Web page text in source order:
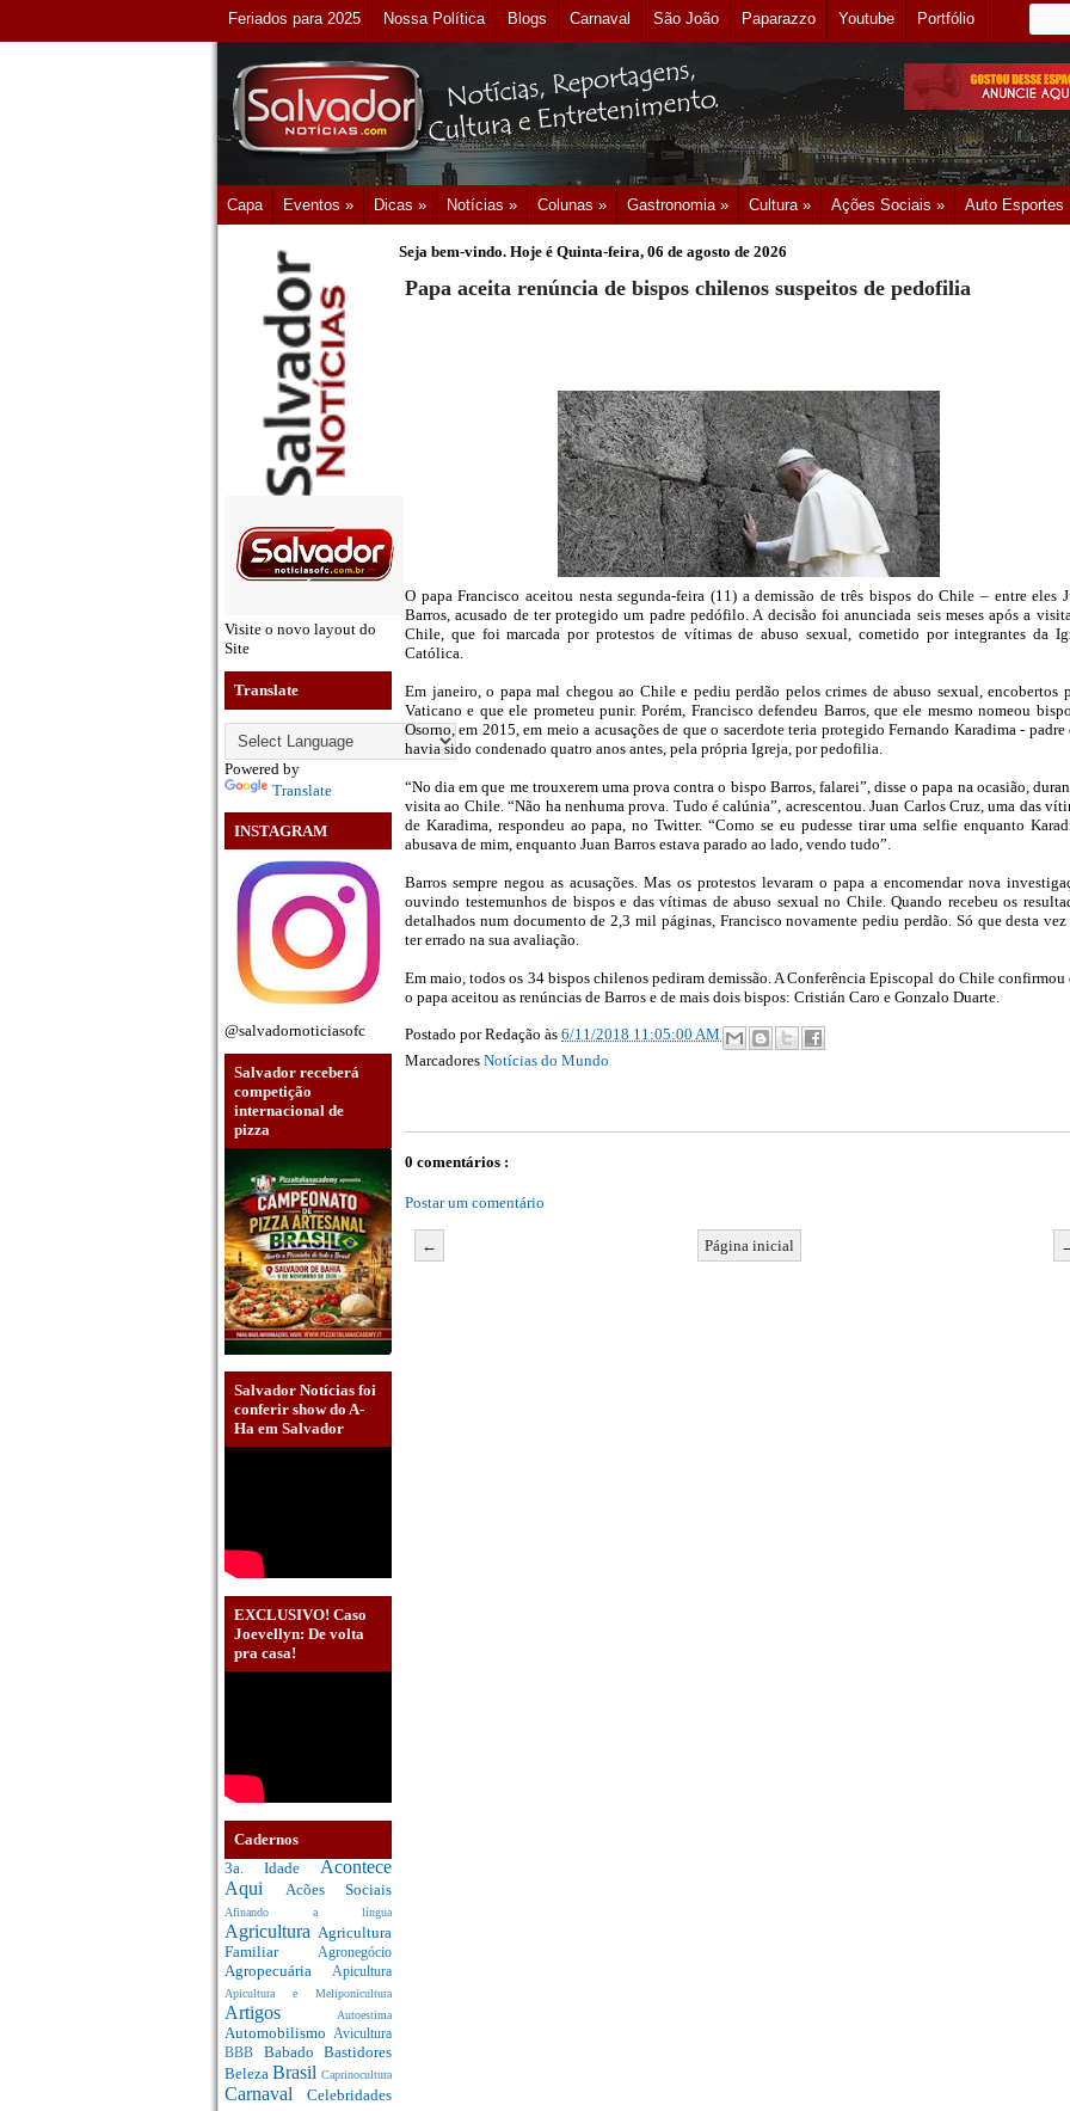
Feriados para 2025 Nossa Política Blogs Carnaval São João Paparazzo Youtube Portfólio
Capa Eventos » Dicas » Notícias » Colunas » Gastronomia » Cultura » Ações Sociais » Auto Esportes
Visite o novo layout do
Site
Translate
Powered by
Translate
INSTAGRAM
@salvadornoticiasofc
Salvador receberá
competição
internacional de
pizza
Salvador Notícias foi
conferir show do A-
Ha em Salvador
EXCLUSIVO! Caso
Joevellyn: De volta
pra casa!
Cadernos
3a. Idade Acontece
Aqui Acões Sociais
Afinando a língua
Agricultura Agricultura
Familiar Agronegócio
Agropecuária Apicultura
Apicultura e Meliponicultura
Artigos Autoestima
Automobilismo Avicultura
BBB Babado Bastidores
Beleza Brasil Caprinocultura
Carnaval Celebridades
Seja bem-vindo. Hoje é Quinta-feira, 06 de agosto de 2026
Papa aceita renúncia de bispos chilenos suspeitos de pedofilia
O papa Francisco aceitou nesta segunda-feira (11) a demissão de três bispos do Chile – entre eles
Barros, acusado de ter protegido um padre pedófilo. A decisão foi anunciada seis meses após a
Chile, que foi marcada por protestos de vítimas de abuso sexual, cometido por integrantes da
Católica.
Em janeiro, o papa mal chegou ao Chile e pediu perdão pelos crimes de abuso sexual, encobertos
Vaticano e que ele prometeu punir. Porém, Francisco defendeu Barros, que ele mesmo nomeou
Osorno, em 2015, em meio a acusações de que o sacerdote teria protegido Fernando Karadima - padre
havia sido condenado quatro anos antes, pela própria Igreja, por pedofilia.
“No dia em que me trouxerem uma prova contra o bispo Barros, falarei”, disse o papa na ocasião,
visita ao Chile. “Não ha nenhuma prova. Tudo é calúnia”, acrescentou. Juan Carlos Cruz, uma das
de Karadima, respondeu ao papa, no Twitter. “Como se eu pudesse tirar uma selfie enquanto
abusava de mim, enquanto Juan Barros estava parado ao lado, vendo tudo”.
Barros sempre negou as acusações. Mas os protestos levaram o papa a encomendar nova
ouvindo testemunhos de bispos e das vítimas de abuso sexual no Chile. Quando recebeu os
detalhados num documento de 2,3 mil páginas, Francisco novamente pediu perdão. Só que desta
ter errado na sua avaliação.
Em maio, todos os 34 bispos chilenos pediram demissão. A Conferência Episcopal do Chile confirmou
o papa aceitou as renúncias de Barros e de mais dois bispos: Cristián Caro e Gonzalo Duarte.
Postado porRedação às 6/11/2018 11:05:00 AM
Marcadores Notícias do Mundo
0 comentários :
Postar um comentário
← Página inicial